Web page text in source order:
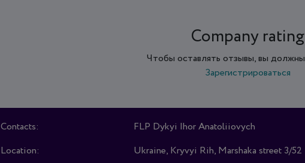
Company rating
Чтобы оставлять отзывы, вы должны
Зарегистрироваться
Contacts:
FLP Dykyi Ihor Anatoliiovych
Location:
Ukraine, Kryvyi Rih, Marshaka street 3/52